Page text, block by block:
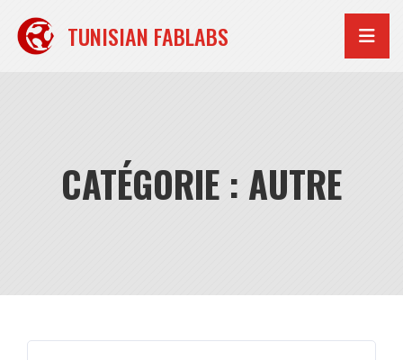
contenu
TUNISIAN FABLABS
CATÉGORIE : AUTRE